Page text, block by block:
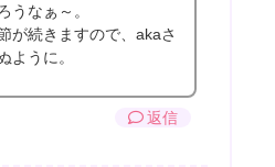
うなぁ～。
が続きますので、akaさ
ように。
返信